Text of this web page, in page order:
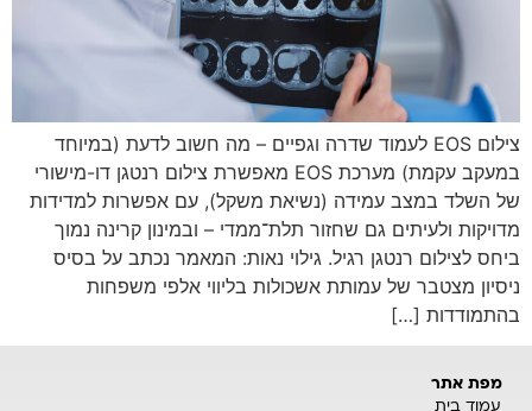
צילום EOS לעמוד שדרה וגפיים – מה חשוב לדעת (במיוחד
במעקב עקמת) מערכת EOS מאפשרת צילום רנטגן דו-מישורי
של השלד במצב עמידה (נשיאת משקל), עם אפשרות למדידות
מדויקות ולעיתים גם שחזור תלת־ממדי – ובמינון קרינה נמוך
ביחס לצילום רנטגן רגיל. גילוי נאות: המאמר נכתב על בסיס
ניסיון מצטבר של עמותת אשכולות בליווי אלפי משפחות
בהתמודדות […]
מפת אתר
עמוד בית